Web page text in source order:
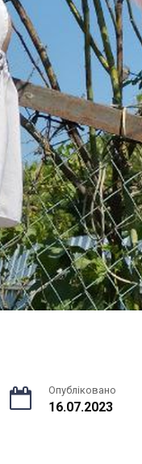
Опубліковано
16.07.2023